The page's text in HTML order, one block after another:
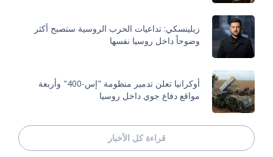
زيلينسكي: تداعيات الحرب الروسية ستصبح أكثر
وضوحاً داخل روسيا نفسها
أوكرانيا تعلن تدمير منظومة "إس-400" وأربعة
مواقع دفاع جوي داخل روسيا
قراءة كل الأخبار